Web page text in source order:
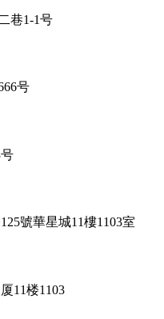
巷1-1号
号
號華星城11樓1103室
11楼1103